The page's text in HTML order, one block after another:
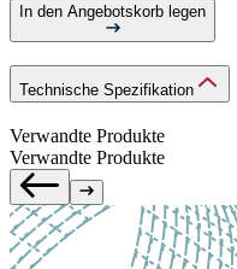
In den Angebotskorb legen
Technische Spezifikation
Verwandte Produkte
Verwandte Produkte